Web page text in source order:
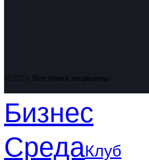
© 2026. Все права защищены
Бизнес
СредаКлуб